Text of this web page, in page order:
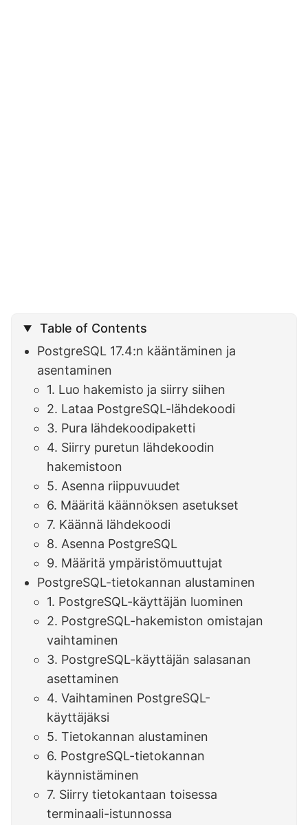
Table of Contents
PostgreSQL 17.4:n kääntäminen ja
asentaminen
1. Luo hakemisto ja siirry siihen
2. Lataa PostgreSQL-lähdekoodi
3. Pura lähdekoodipaketti
4. Siirry puretun lähdekoodin
hakemistoon
5. Asenna riippuvuudet
6. Määritä käännöksen asetukset
7. Käännä lähdekoodi
8. Asenna PostgreSQL
9. Määritä ympäristömuuttujat
PostgreSQL-tietokannan alustaminen
1. PostgreSQL-käyttäjän luominen
2. PostgreSQL-hakemiston omistajan
vaihtaminen
3. PostgreSQL-käyttäjän salasanan
asettaminen
4. Vaihtaminen PostgreSQL-
käyttäjäksi
5. Tietokannan alustaminen
6. PostgreSQL-tietokannan
käynnistäminen
7. Siirry tietokantaan toisessa
terminaali-istunnossa